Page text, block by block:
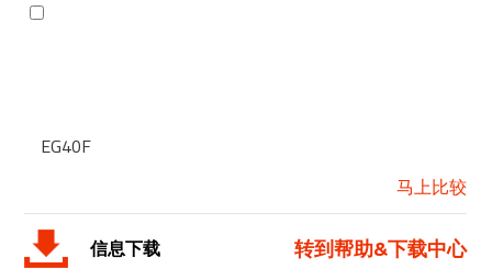
EG40F
马上比较
信息下载 转到帮助&下载中心